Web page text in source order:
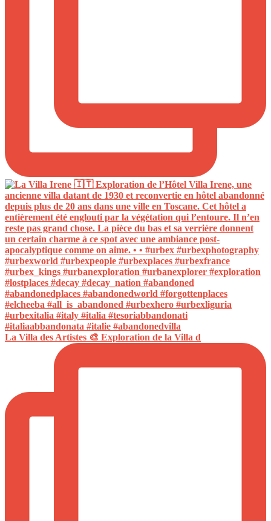
La Villa des Artistes 🎨 Exploration de la Villa d